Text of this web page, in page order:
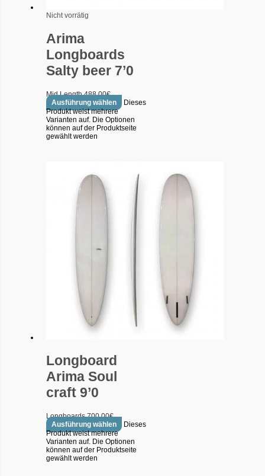
Nicht vorrätig
Arima
Longboards
Salty beer 7’0
Mid Length488.00€
Ausführung wählen
Dieses
Produkt weist mehrere
Varianten auf. Die Optionen
können auf der Produktseite
gewählt werden
Longboard
Arima Soul
craft 9’0
Longboards700.00€
Ausführung wählen
Dieses
Produkt weist mehrere
Varianten auf. Die Optionen
können auf der Produktseite
gewählt werden